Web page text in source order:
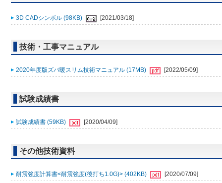
3D CADシンボル (98KB) [2021/03/18]
技術・工事マニュアル
2020年度版ズバ暖スリム技術マニュアル (17MB) [2022/05/09]
試験成績書
試験成績書 (59KB) [2020/04/09]
その他技術資料
耐震強度計算書<耐震強度(後打ち1.0G)> (402KB)
[2020/07/09]